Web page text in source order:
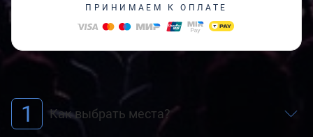
ПРИНИМАЕМ К ОПЛАТЕ
1 Как выбрать места?